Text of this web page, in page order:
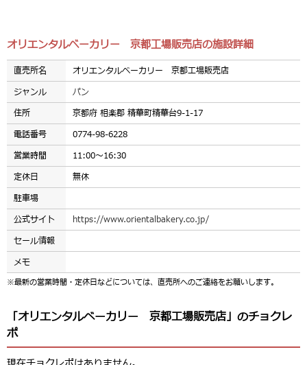
オリエンタルベーカリー 京都工場販売店の施設詳細
直売所名
オリエンタルベーカリー 京都工場販売店
ジャンル
パン
住所
京都府 相楽郡 精華町精華台9-1-17
電話番号
0774-98-6228
営業時間
11:00～16:30
定休日
無休
駐車場
公式サイト
https://www.orientalbakery.co.jp/
セール情報
メモ
※最新の営業時間・定休日などについては、直売所へのご連絡をお願いします。
「オリエンタルベーカリー 京都工場販売店」のチョクレ
ポ